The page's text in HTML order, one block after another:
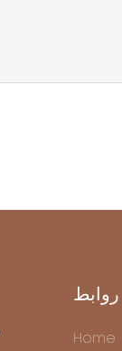
روابط
Home